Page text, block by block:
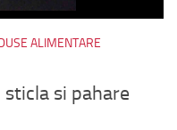
ALIMENTARE
si pahare